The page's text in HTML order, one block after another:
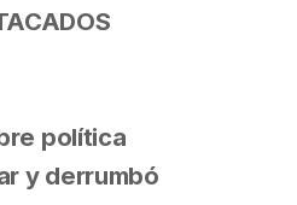
política
y derrumbó